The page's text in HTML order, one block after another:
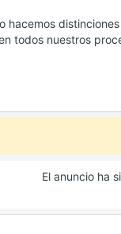
hacemos
todos nuestros
El anuncio ha